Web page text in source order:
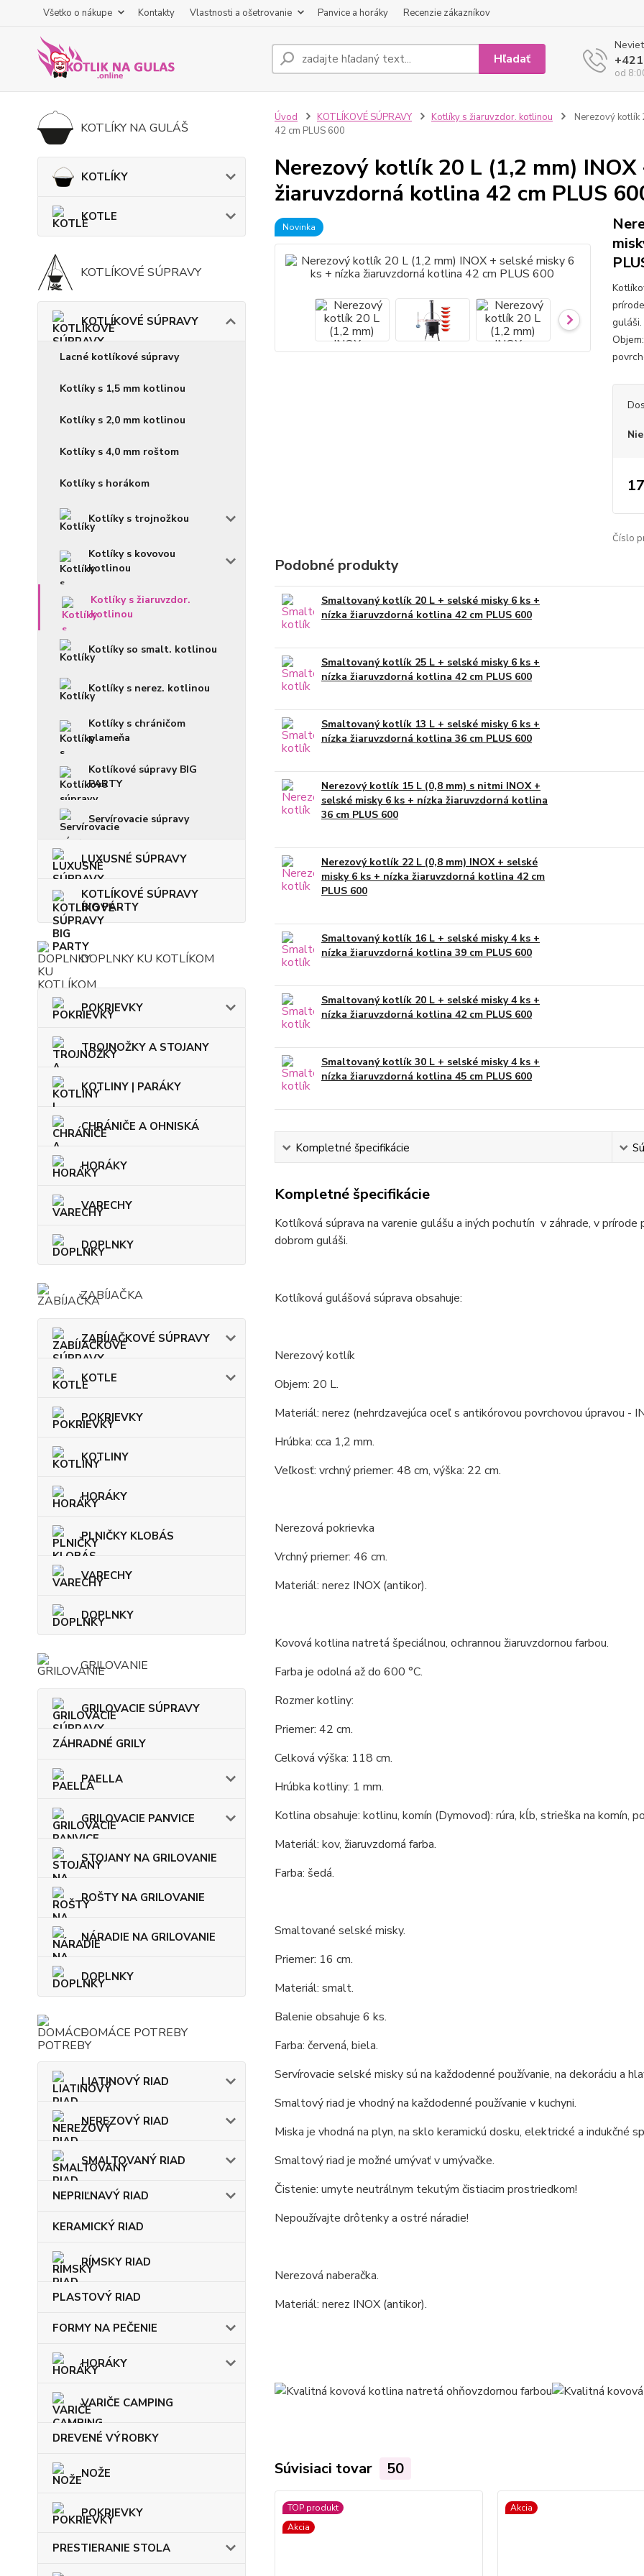
Všetko o nákupe Kontakty Vlastnosti a ošetrovanie Panvice a horáky Recenzie zákazníkov
Hľadať
od
KOTLÍKY NA GULÁŠ
KOTLÍKY
KOTLE
KOTLÍKOVÉ SÚPRAVY
KOTLÍKOVÉ SÚPRAVY
Lacné kotlíkové súpravy
Kotlíky s 1,5 mm kotlinou
Kotlíky s 2,0 mm kotlinou
Kotlíky s 4,0 mm roštom
Kotlíky s horákom
Kotlíky s trojnožkou
Kotlíky s kovovou
kotlinou
Kotlíky s žiaruvzdor.
kotlinou
Kotlíky so smalt. kotlinou
Kotlíky s nerez. kotlinou
Kotlíky s chráničom
plameňa
Kotlíkové súpravy BIG
PARTY
Servírovacie súpravy
LUXUSNÉ SÚPRAVY
KOTLÍKOVÉ SÚPRAVY
BIG PARTY
DOPLNKY KU KOTLÍKOM
POKRIEVKY
TROJNOŽKY A STOJANY
KOTLINY | PARÁKY
CHRÁNIČE A OHNISKÁ
HORÁKY
VARECHY
DOPLNKY
ZABÍJAČKA
ZABÍJAČKOVÉ SÚPRAVY
KOTLE
POKRIEVKY
KOTLINY
HORÁKY
PLNIČKY KLOBÁS
VARECHY
DOPLNKY
GRILOVANIE
GRILOVACIE SÚPRAVY
ZÁHRADNÉ GRILY
PAELLA
GRILOVACIE PANVICE
STOJANY NA GRILOVANIE
ROŠTY NA GRILOVANIE
NÁRADIE NA GRILOVANIE
DOPLNKY
DOMÁCE POTREBY
LIATINOVÝ RIAD
NEREZOVÝ RIAD
SMALTOVANÝ RIAD
NEPRIĽNAVÝ RIAD
KERAMICKÝ RIAD
RÍMSKY RIAD
PLASTOVÝ RIAD
FORMY NA PEČENIE
HORÁKY
VARIČE CAMPING
DREVENÉ VÝROBKY
NOŽE
POKRIEVKY
PRESTIERANIE STOLA
Úvod KOTLÍKOVÉ SÚPRAVY Kotlíky s žiaruvzdor. kotlinou
Nerezový kotlík
42 cm PLUS 600
Nerezový kotlík 20 L (1,2 mm)
žiaruvzdorná kotlina 42 cm PLUS
Novinka
Číslo
Podobné produkty
Smaltovaný kotlík 20 L + selské misky 6 ks +
nízka žiaruvzdorná kotlina 42 cm PLUS 600
Smaltovaný kotlík 25 L + selské misky 6 ks +
nízka žiaruvzdorná kotlina 42 cm PLUS 600
Smaltovaný kotlík 13 L + selské misky 6 ks +
nízka žiaruvzdorná kotlina 36 cm PLUS 600
Nerezový kotlík 15 L (0,8 mm) s nitmi INOX +
selské misky 6 ks + nízka žiaruvzdorná kotlina
36 cm PLUS 600
Nerezový kotlík 22 L (0,8 mm) INOX + selské
misky 6 ks + nízka žiaruvzdorná kotlina 42 cm
PLUS 600
Smaltovaný kotlík 16 L + selské misky 4 ks +
nízka žiaruvzdorná kotlina 39 cm PLUS 600
Smaltovaný kotlík 20 L + selské misky 4 ks +
nízka žiaruvzdorná kotlina 42 cm PLUS 600
Smaltovaný kotlík 30 L + selské misky 4 ks +
nízka žiaruvzdorná kotlina 45 cm PLUS 600
Kompletné špecifikácie
Kompletné špecifikácie
Kotlíková súprava na varenie gulášu a iných pochutín v záhrade, v
dobrom guláši.
Kotlíková gulášová súprava obsahuje:
Nerezový kotlík
Objem: 20 L.
Materiál: nerez (nehrdzavejúca oceľ s antikórovou povrchovou úpravou -
Hrúbka: cca 1,2 mm.
Veľkosť: vrchný priemer: 48 cm, výška: 22 cm.
Nerezová pokrievka
Vrchný priemer: 46 cm.
Materiál: nerez INOX (antikor).
Kovová kotlina natretá špeciálnou, ochrannou žiaruvzdornou farbou.
Farba je odolná až do 600 °C.
Rozmer kotliny:
Priemer: 42 cm.
Celková výška: 118 cm.
Hrúbka kotliny: 1 mm.
Kotlina obsahuje: kotlinu, komín (Dymovod): rúra, kĺb, strieška na komín,
Materiál: kov, žiaruvzdorná farba.
Farba: šedá.
Smaltované selské misky.
Priemer: 16 cm.
Materiál: smalt.
Balenie obsahuje 6 ks.
Farba: červená, biela.
Servírovacie selské misky sú na každodenné používanie, na dekoráciu a
Smaltový riad je vhodný na každodenné používanie v kuchyni.
Miska je vhodná na plyn, na sklo keramickú dosku, elektrické a indukčné
Smaltový riad je možné umývať v umývačke.
Čistenie: umyte neutrálnym tekutým čistiacim prostriedkom!
Nepoužívajte drôtenky a ostré náradie!
Nerezová naberačka.
Materiál: nerez INOX (antikor).
Súvisiaci tovar 50
TOP produkt
Akcia
Akcia